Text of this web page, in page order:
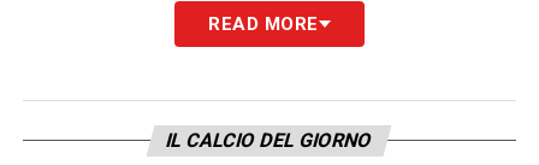
READ MORE
IL CALCIO DEL GIORNO